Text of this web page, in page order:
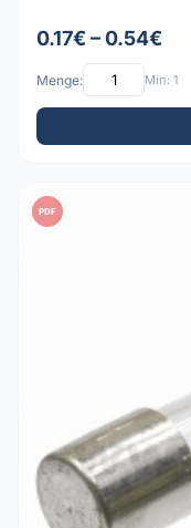
0.17€ – 0.54€
Menge: Min: 1
PDF